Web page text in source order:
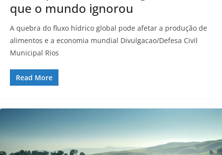
que o mundo ignorou
A quebra do fluxo hídrico global pode afetar a produção de
alimentos e a economia mundial Divulgacao/Defesa Civil
Municipal Rios
Read More